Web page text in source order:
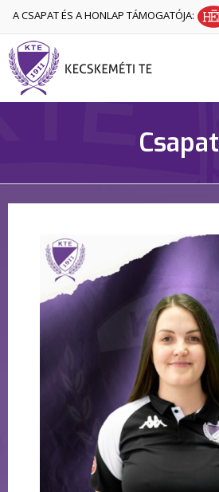
A CSAPAT ÉS A HONLAP TÁMOGATÓJA:
Csapat